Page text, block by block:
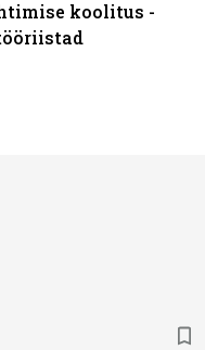
koolitus -